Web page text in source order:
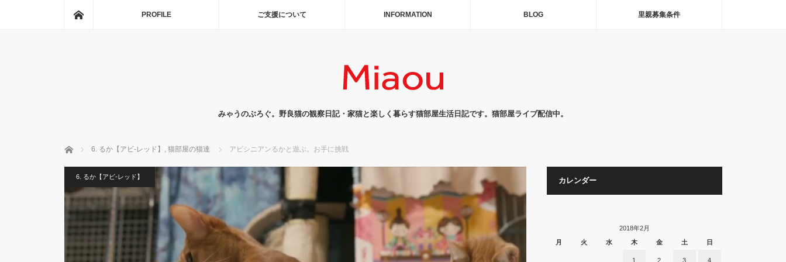
PROFILE ご支援について INFORMATION BLOG 里親募集条件
みゃうのぶろぐ。野良猫の観察日記・家猫と楽しく暮らす猫部屋生活日記です。猫部屋ライブ配信中。
ホーム 6. るか【アビ-レッド】 , 猫部屋の猫達 アビシニアンるかと遊ぶ。お手に挑戦
6. るか【アビ-レッド】 カレンダー
2018年2月
月
火 水 木 金 土 日
1 2 3 4